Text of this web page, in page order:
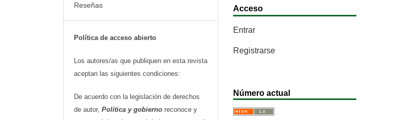
Reseñas
Política de acceso abierto
Los autores/as que publiquen en esta revista
aceptan las siguientes condiciones:
De acuerdo con la legislación de derechos
de autor, Política y gobierno reconoce y
Acceso
Entrar
Registrarse
Número actual